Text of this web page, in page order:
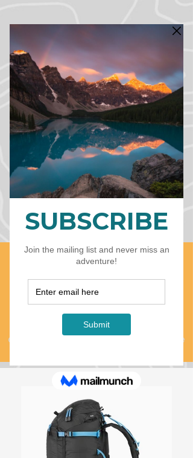
CART
CAD (C$)
L'ingranaggio di Daniel
relativamente piccola. Le piace
mantenere il suo kit leggero e
Se hai domande sull'attrezzatura
elencata in questa pagina, non esitare